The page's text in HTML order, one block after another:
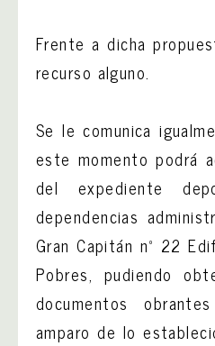
Frente a dicha
recurso alguno.
Se le comunica
este momento podrá
del expediente
dependencias
Gran Capitán nº 22
Pobres, pudiendo
documentos
amparo de lo